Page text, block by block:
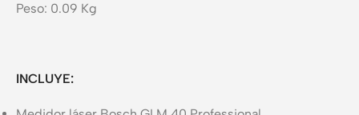
Peso: 0.09 Kg
INCLUYE: